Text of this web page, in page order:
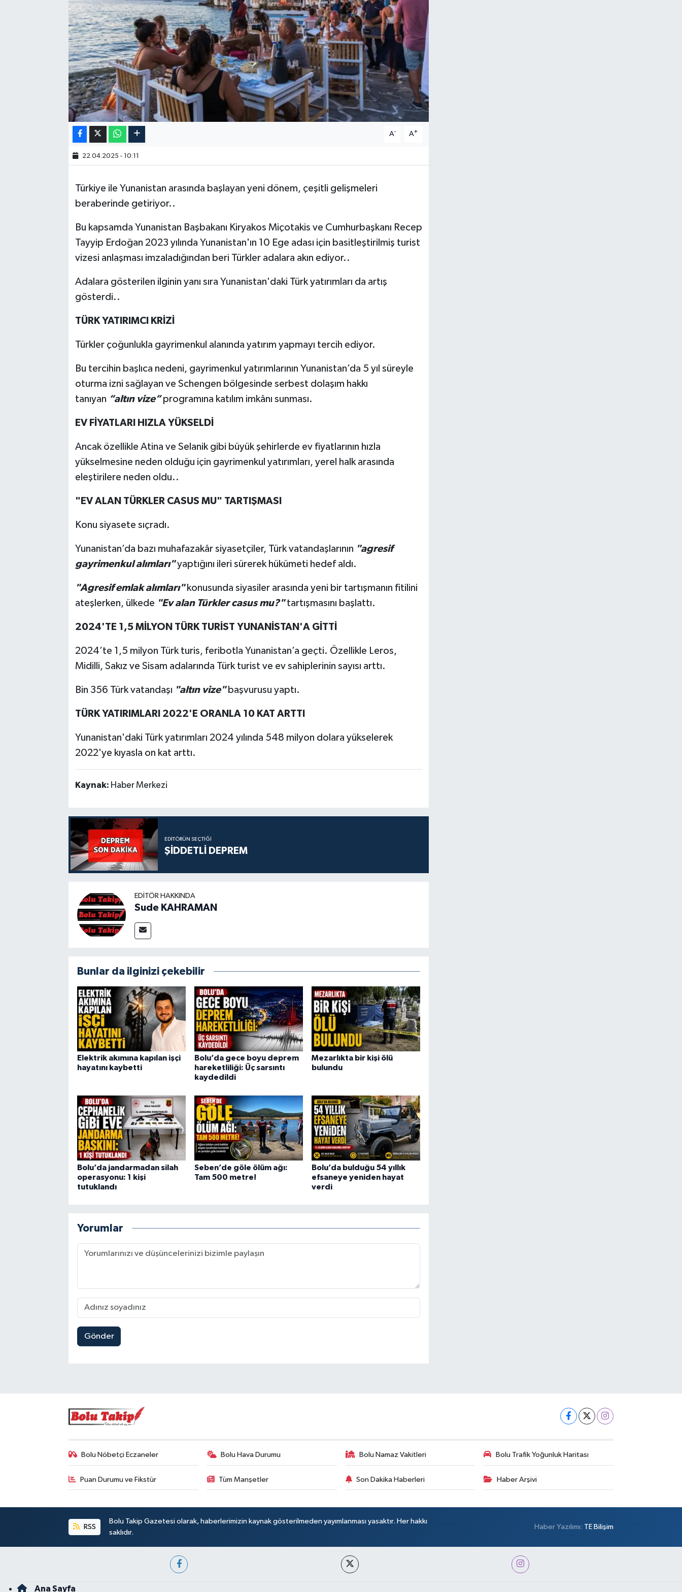
A- A+
22.04.2025 - 10:11
Türkiye ile Yunanistan arasında başlayan yeni dönem, çeşitli gelişmeleri
beraberinde getiriyor..
Bu kapsamda Yunanistan Başbakanı Kiryakos Miçotakis ve Cumhurbaşkanı Recep
Tayyip Erdoğan 2023 yılında Yunanistan'ın 10 Ege adası için basitleştirilmiş turist
vizesi anlaşması imzaladığından beri Türkler adalara akın ediyor..
Adalara gösterilen ilginin yanı sıra Yunanistan'daki Türk yatırımları da artış
gösterdi..
TÜRK YATIRIMCI KRİZİ
Türkler çoğunlukla gayrimenkul alanında yatırım yapmayı tercih ediyor.
Bu tercihin başlıca nedeni, gayrimenkul yatırımlarının Yunanistan’da 5 yıl süreyle
oturma izni sağlayan ve Schengen bölgesinde serbest dolaşım hakkı
tanıyan “altın vize”programına katılım imkânı sunması.
EV FİYATLARI HIZLA YÜKSELDİ
Ancak özellikle Atina ve Selanik gibi büyük şehirlerde ev fiyatlarının hızla
yükselmesine neden olduğu için gayrimenkul yatırımları, yerel halk arasında
eleştirilere neden oldu..
"EV ALAN TÜRKLER CASUS MU" TARTIŞMASI
Konu siyasete sıçradı.
Yunanistan’da bazı muhafazakâr siyasetçiler, Türk vatandaşlarının "agresif
gayrimenkul alımları"yaptığını ileri sürerek hükümeti hedef aldı.
"Agresif emlak alımları" konusunda siyasiler arasında yeni bir tartışmanın fitilini
ateşlerken, ülkede "Ev alan Türkler casus mu?"tartışmasını başlattı.
2024'TE 1,5 MİLYON TÜRK TURİST YUNANİSTAN'A GİTTİ
2024’te 1,5 milyon Türk turis, feribotla Yunanistan’a geçti. Özellikle Leros,
Midilli, Sakız ve Sisam adalarında Türk turist ve ev sahiplerinin sayısı arttı.
Bin 356 Türk vatandaşı "altın vize" başvurusu yaptı.
TÜRK YATIRIMLARI 2022'E ORANLA 10 KAT ARTTI
Yunanistan'daki Türk yatırımları 2024 yılında 548 milyon dolara yükselerek
2022'ye kıyasla on kat arttı.
Kaynak: Haber Merkezi
EDITÖRÜN SEÇTIĞI
ŞİDDETLİ DEPREM
EDITÖR HAKKINDA
Sude KAHRAMAN
Bunlar da ilginizi çekebilir
Elektrik akımına kapılan işçi
hayatını kaybetti
Bolu’da gece boyu deprem
hareketliliği: Üç sarsıntı
kaydedildi
Mezarlıkta bir kişi ölü
bulundu
Bolu’da jandarmadan silah
operasyonu: 1 kişi
tutuklandı
Seben’de göle ölüm ağı:
Tam 500 metre!
Bolu’da bulduğu 54 yıllık
efsaneye yeniden hayat
verdi
Yorumlar
Gönder
Bolu Nöbetçi Eczaneler Bolu Hava Durumu Bolu Namaz Vakitleri Bolu Trafik Yoğunluk Haritası
Puan Durumu ve Fikstür Tüm Manşetler Son Dakika Haberleri Haber Arşivi
RSS
Bolu Takip Gazetesi olarak, haberlerimizin kaynak gösterilmeden yayımlanması yasaktır. Her hakkı
saklıdır.
Haber Yazılımı: TE Bilişim
Ana Sayfa